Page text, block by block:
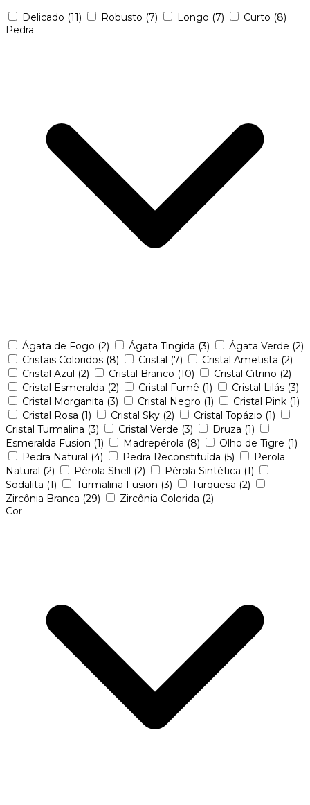
Delicado (11) Robusto (7) Longo (7) Curto (8)
Pedra
Ágata de Fogo (2) Ágata Tingida (3) Ágata Verde (2)
Cristais Coloridos (8) Cristal (7) Cristal Ametista (2)
Cristal Azul (2) Cristal Branco (10) Cristal Citrino (2)
Cristal Esmeralda (2) Cristal Fumê (1) Cristal Lilás (3)
Cristal Morganita (3) Cristal Negro (1) Cristal Pink (1)
Cristal Rosa (1) Cristal Sky (2) Cristal Topázio (1)
Cristal Turmalina (3) Cristal Verde (3) Druza (1)
Esmeralda Fusion (1) Madrepérola (8) Olho de Tigre (1)
Pedra Natural (4) Pedra Reconstituída (5)
Perola
Natural (2) Pérola Shell (2) Pérola Sintética (1)
Sodalita (1) Turmalina Fusion (3) Turquesa (2)
Zircônia Branca (29) Zircônia Colorida (2)
Cor